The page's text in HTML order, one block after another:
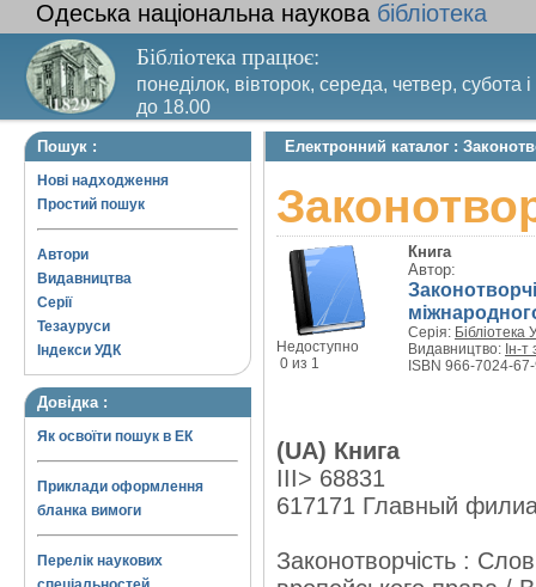
Одеська національна наукова бібліотека
Бібліотека працює:
понеділок, вівторок, середа, четвер, субота
до 18.00
Вихідний день – п’ятниця. Останній четвер
Пошук :
Нові надходження
Простий пошук
Автори
Видавництва
Серії
Тезауруси
Індекси УДК
Довідка :
Як освоїти пошук в ЕК
Приклади оформлення
бланка вимоги
Перелік наукових
Електронний каталог :
Недоступно
0 из 1
Книга
Автор:
Серія: Бібліотека
Видавництво: Ін-
ISBN 966-7024-
(UA) Книга
III> 68831
617171 Главный
Законотворчість :